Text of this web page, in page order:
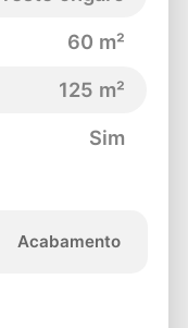
60 m²
125 m²
Sim
Acabamento